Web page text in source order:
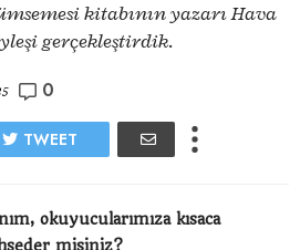
kitabının yazarı Hava
gerçekleştirdik.
0
TWEET
okuyucularımıza kısaca
misiniz?